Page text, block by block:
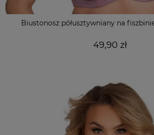
Biustonosz półusztywniany na
49,90 zł